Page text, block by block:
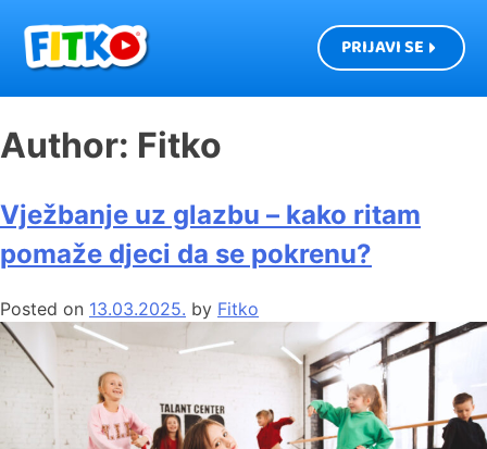
PRIJAVI SE
Author: Fitko
Vježbanje uz glazbu – kako ritam
pomaže djeci da se pokrenu?
Posted on 13.03.2025. by Fitko